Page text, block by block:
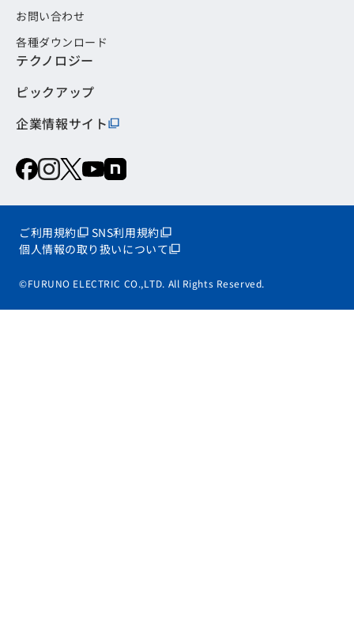
お問い合わせ
各種ダウンロード
テクノロジー
ピックアップ
企業情報サイト
ご利用規約
SNS利用規約
個人情報の取り扱いについて
©FURUNO ELECTRIC CO.,LTD. All Rights Reserved.